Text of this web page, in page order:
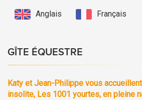
Anglais Français
GÎTE ÉQUESTRE
Katy et Jean-Philippe vous
insolite, Les 1001 yourtes, en pleine